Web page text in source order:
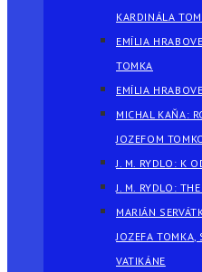
KARDINÁLA
EMÍLIA
TOMKA
EMÍLIA
MICHAL KAŇA:
JOZEFOM
J. M. RYDLO: K
J. M. RYDLO:
MARIÁN
JOZEFA TOMKA,
VATIKÁNE